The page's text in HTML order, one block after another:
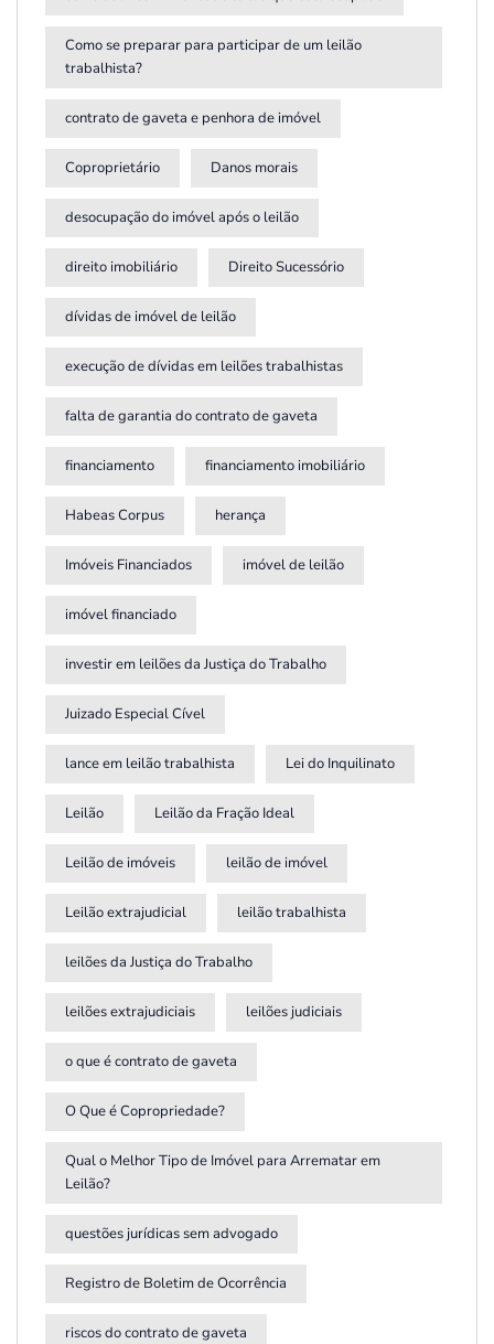
Como se preparar para participar de um leilão
trabalhista?
contrato de gaveta e penhora de imóvel
Coproprietário Danos morais
desocupação do imóvel após o leilão
direito imobiliário Direito Sucessório
dívidas de imóvel de leilão
execução de dívidas em leilões trabalhistas
falta de garantia do contrato de gaveta
financiamento financiamento imobiliário
Habeas Corpus herança
Imóveis Financiados imóvel de leilão
imóvel financiado
investir em leilões da Justiça do Trabalho
Juizado Especial Cível
lance em leilão trabalhista Lei do Inquilinato
Leilão Leilão da Fração Ideal
Leilão de imóveis leilão de imóvel
Leilão extrajudicial leilão trabalhista
leilões da Justiça do Trabalho
leilões extrajudiciais leilões judiciais
o que é contrato de gaveta
O Que é Copropriedade?
Qual o Melhor Tipo de Imóvel para Arrematar em
Leilão?
questões jurídicas sem advogado
Registro de Boletim de Ocorrência
riscos do contrato de gaveta